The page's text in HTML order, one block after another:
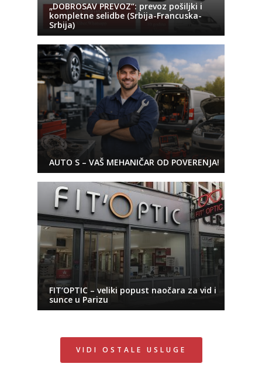
„DOBROSAV PREVOZ“: prevoz pošiljki i
kompletne selidbe (Srbija-Francuska-
Srbija)
AUTO S – VAŠ MEHANIČAR OD POVERENJA!
FIT’OPTIC – veliki popust naočara za vid i
sunce u Parizu
VIDI OSTALE USLUGE